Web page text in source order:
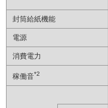
封筒給紙機能
電源
消費電力
稼働音*2